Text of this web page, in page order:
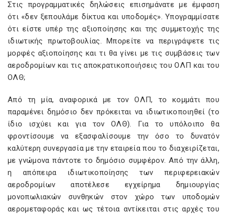
Στις προγραμματικές δηλώσεις επισημάνατε με έμφαση
ότι «δεν ξεπουλάμε δίκτυα και υποδομές». Υπογραμμίσατε
ότι είστε υπέρ της αξιοποίησης και της συμμετοχής της
ιδιωτικής πρωτοβουλίας. Μπορείτε να περιγράψετε τις
μορφές αξιοποίησης και τι θα γίνει με τις συμβάσεις των
αεροδρομίων και τις αποκρατικοποιήσεις του ΟΛΠ και του
ΟΛΘ;
Από τη μία, αναφορικά με τον ΟΛΠ, το κομμάτι που
παραμένει δημόσιο δεν πρόκειται να ιδιωτικοποιηθεί (το
ίδιο ισχύει και για τον ΟΛΘ). Για το υπόλοιπο θα
φροντίσουμε να εξασφαλίσουμε την όσο το δυνατόν
καλύτερη συνεργασία με την εταιρεία που το διαχειρίζεται,
με γνώμονα πάντοτε το δημόσιο συμφέρον. Από την άλλη,
η απόπειρα ιδιωτικοποίησης των περιφερειακών
αεροδρομίων αποτέλεσε εγχείρημα δημιουργίας
μονοπωλιακών συνθηκών στον χώρο των υποδομών
αερομεταφοράς και ως τέτοια αντίκειται στις αρχές του